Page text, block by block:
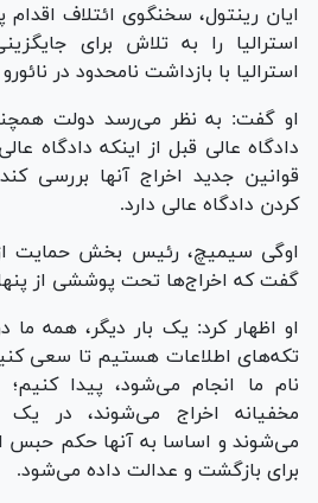
ایان رینتول، سخنگوی ائتلاف
استرالیا را به تلاش برای
استرالیا با بازداشت نامحدود در
او گفت: به نظر می‌رسد دولت
دادگاه عالی قبل از اینکه دادگاه
قوانین جدید اخراج آنها بررسی
کردن دادگاه عالی دارد.
اوگی سیمیچ، رئیس بخش حمایت از
گفت که اخراج‌ها تحت پوششی از
او اظهار کرد: یک بار دیگر، همه
تکه‌های اطلاعات هستیم تا سعی
نام ما انجام می‌شود، پیدا
مخفیانه اخراج می‌شوند، در یک
می‌شوند و اساسا به آنها حکم حبس
برای بازگشت و عدالت داده می‌شود.